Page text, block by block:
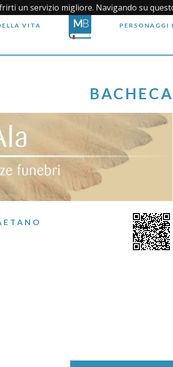
un servizio migliore. Navigando su
VITA PERSONAGGI
BACHECA